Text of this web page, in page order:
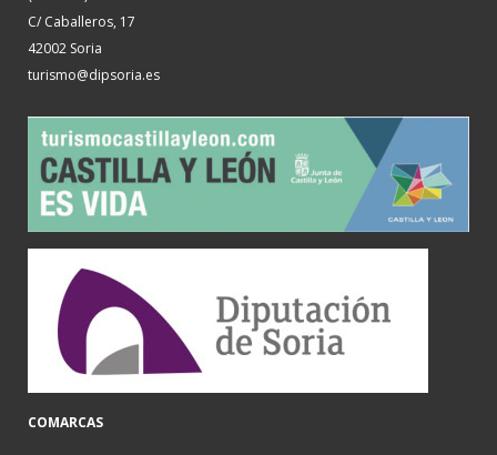
C/ Caballeros, 17
42002 Soria
turismo@dipsoria.es
COMARCAS